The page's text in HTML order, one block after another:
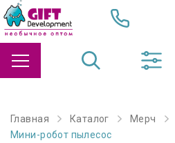
Главная Каталог Мерч
Мини-робот пылесос